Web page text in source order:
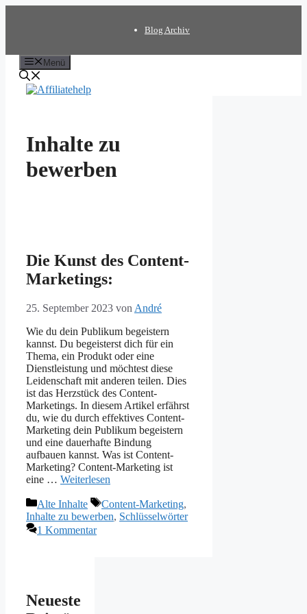
Blog Archiv
Menü
Inhalte zu
bewerben
Die Kunst des Content-
Marketings:
25. September 2023 von André
Wie du dein Publikum begeistern
kannst. Du begeisterst dich für ein
Thema, ein Produkt oder eine
Dienstleistung und möchtest diese
Leidenschaft mit anderen teilen. Dies
ist das Herzstück des Content-
Marketings. In diesem Artikel erfährst
du, wie du durch effektives Content-
Marketing dein Publikum begeistern
und eine dauerhafte Bindung
aufbauen kannst. Was ist Content-
Marketing? Content-Marketing ist
eine … Weiterlesen
Kategorien
Alte Inhalte Schlagwörter
Content-Marketing,
Inhalte zu bewerben, Schlüsselwörter
1 Kommentar
Neueste